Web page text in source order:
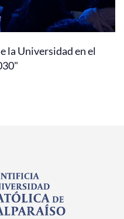
la Universidad en el